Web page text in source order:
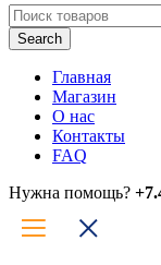
Главная
Магазин
О нас
Контакты
FAQ
Нужна помощь?